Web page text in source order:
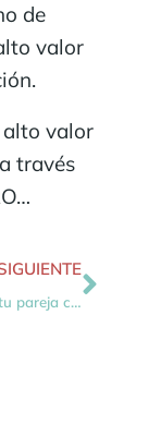
de
valor
alto valor
través
¿Aceptas a tu pareja con su cara A y su cara B?